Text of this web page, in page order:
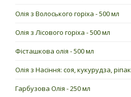
Олія з Волоського горіха - 500 мл
Олія з Лісового горіха - 500 мл
Фісташкова олія - 500 мл
Олія з Насіння: соя, кукурудза, ріпак
Гарбузова Олія - 250 мл